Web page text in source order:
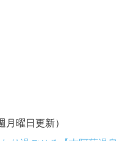
月曜日更新）